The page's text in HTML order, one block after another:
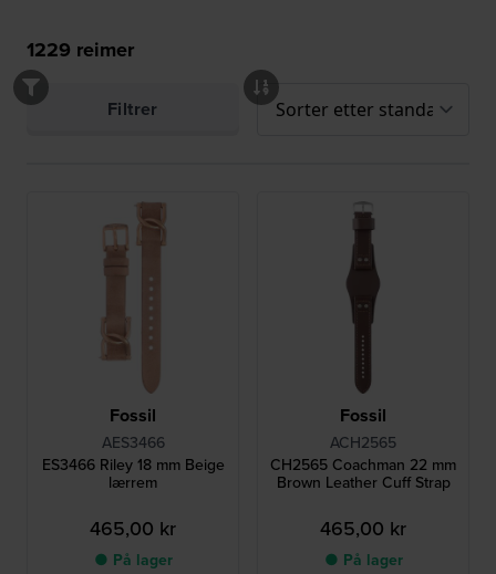
1229 reimer
Filtrer
Fossil
AES3466
ES3466 Riley 18 mm Beige
lærrem
465,00 kr
● På lager
Fossil
ACH2565
CH2565 Coachman 22 mm
Brown Leather Cuff Strap
465,00 kr
● På lager